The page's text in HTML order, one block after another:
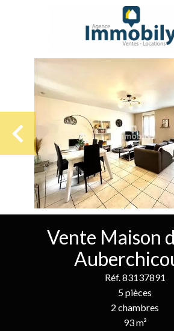
Vente Maison
Réf. 83137891
5 pièces
2 chambres
93 m²